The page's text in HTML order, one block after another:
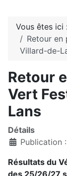
Vous êtes ici
Retour en
Villard-de-
Retour
Vert
Lans
Détails
Publication
Résultats du